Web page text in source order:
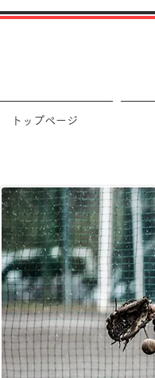
トップページ